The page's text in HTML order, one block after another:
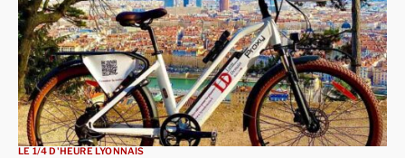
LE 1/4 D'HEURE LYONNAIS